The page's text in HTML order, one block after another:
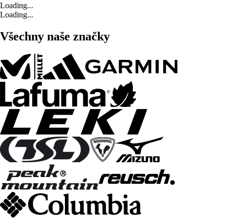
Loading...
Loading...
Všechny naše značky